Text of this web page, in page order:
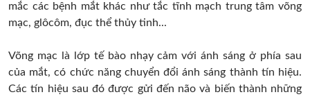
mắc các bệnh mắt khác như tắc tĩnh mạch trung tâm võng
mạc, glôcôm, đục thể thủy tinh...
Võng mạc là lớp tế bào nhạy cảm với ánh sáng ở phía sau
của mắt, có chức năng chuyển đổi ánh sáng thành tín hiệu.
Các tín hiệu sau đó được gửi đến não và biến thành những